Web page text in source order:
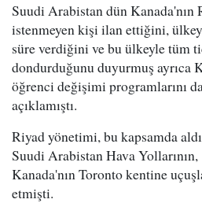
Suudi Arabistan dün
istenmeyen kişi ilan ettiğini,
süre verdiğini ve bu ülkeyle tüm
dondurduğunu duyurmuş ayrıca
öğrenci değişimi programlarını
açıklamıştı.
Riyad yönetimi, bu kapsamda
Suudi Arabistan Hava
Kanada'nın Toronto kentine
etmişti.